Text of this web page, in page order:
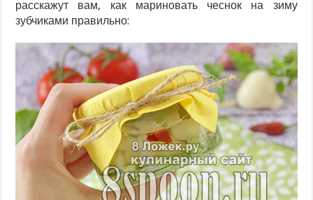
расскажут вам, как мариновать чеснок на зиму
зубчиками правильно: